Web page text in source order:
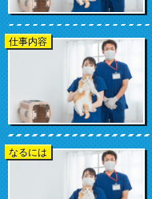
仕事内容
なるには